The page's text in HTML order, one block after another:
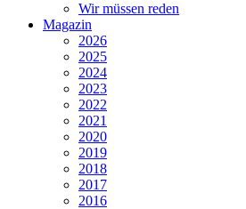
Wir müssen reden
Magazin
2026
2025
2024
2023
2022
2021
2020
2019
2018
2017
2016